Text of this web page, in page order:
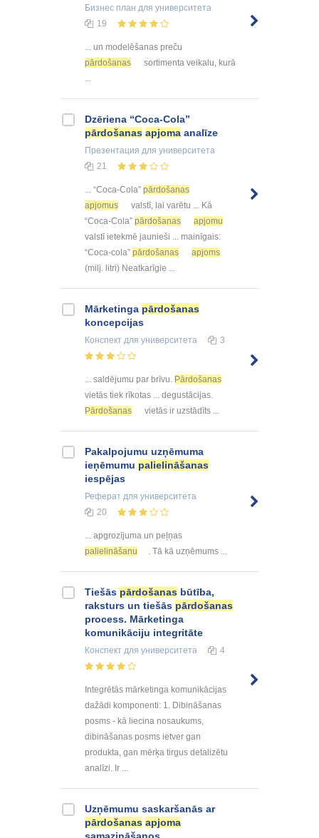
Бизнес план для университета
19
... un modelēšanas preču
pārdošanas
sortimenta veikalu, kurā
...
Dzēriena “Coca-Cola”
pārdošanas apjoma analīze
Презентация для университета
21
... “Coca-Cola” pārdošanas
apjomus
valstī, lai varētu ... Kā
“Coca-Cola” pārdošanas
apjomu
valstī ietekmē jaunieši ... mainīgais:
“Coca-cola” pārdošanas
apjoms
(milj. litri) Neatkarīgie ...
Mārketinga pārdošanas
koncepcijas
Конспект для университета 3
... saldējumu par brīvu. Pārdošanas
vietās tiek rīkotas ... degustācijas.
Pārdošanas
vietās ir uzstādīts ...
Pakalpojumu uzņēmuma
ieņēmumu palielināšanas
iespējas
Реферат для университета
20
... apgrozījuma un peļņas
palielināšanu
. Tā kā uzņēmums ...
Tiešās pārdošanas būtība,
raksturs un tiešās pārdošanas
process. Mārketinga
komunikāciju integritāte
Конспект для университета 4
Integrētās mārketinga komunikācijas
dažādi komponenti: 1. Dibināšanas
posms - kā liecina nosaukums,
dibināšanas posms ietver gan
produkta, gan mērķa tirgus detalizētu
analīzi. Ir ...
Uzņēmumu saskaršanās ar
pārdošanas apjoma
samazināšanos